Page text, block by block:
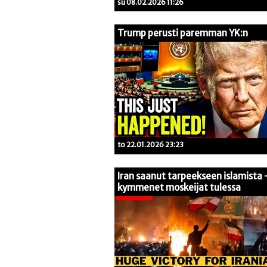
su 08.02.2026 11:26
Trump perusti paremman YK:n
to 22.01.2026 23:23
Iran saanut tarpeekseen islamista
kymmenet moskeijat tulessa